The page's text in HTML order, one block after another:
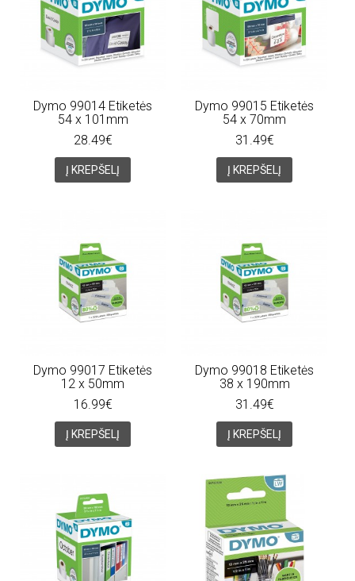
Dymo 99014 Etiketės
54 x 101mm
28.49€
Į KREPŠELĮ
Dymo 99015 Etiketės
54 x 70mm
31.49€
Į KREPŠELĮ
Dymo 99017 Etiketės
12 x 50mm
16.99€
Į KREPŠELĮ
Dymo 99018 Etiketės
38 x 190mm
31.49€
Į KREPŠELĮ